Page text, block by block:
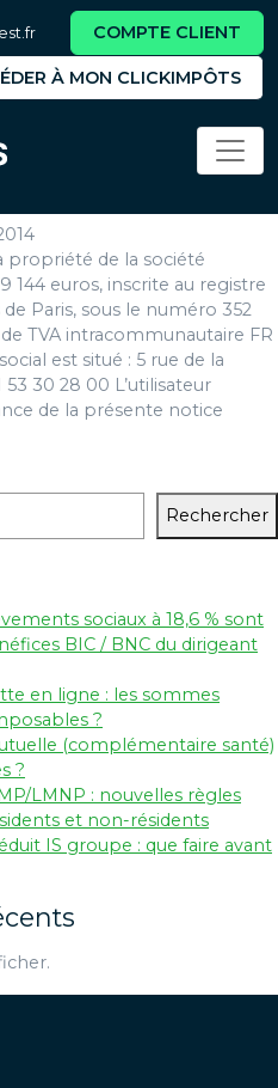
COMPTE CLIENT
À MON CLICKIMPÔTS
propriété de la société
144 euros, inscrite au registre
Paris, sous le numéro 352
TVA intracommunautaire FR
est situé : 5 rue de la
53 30 28 00 L’utilisateur
de la présente notice
Rechercher
sociaux à 18,6 % sont
BIC / BNC du dirigeant
en ligne : les sommes
?
(complémentaire santé)
?
LMNP : nouvelles règles
et non-résidents
IS groupe : que faire avant